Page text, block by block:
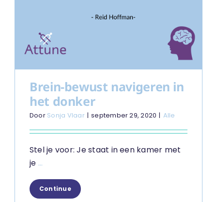
Brein-bewust navigeren in
het donker
Door Sonja Vlaar | september 29, 2020 | Alle
Stel je voor: Je staat in een kamer met
je ...
Continue